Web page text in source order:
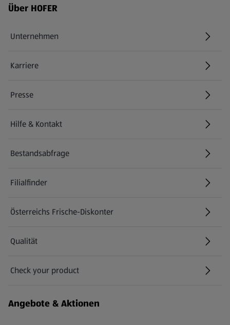
Fußzeilenmenü - weitere Links
Über HOFER
Unternehmen
Karriere
(öffnet in einem neuen Tab)
Presse
Hilfe & Kontakt
(öffnet in einem neuen Tab)
Bestandsabfrage
(öffnet in einem neuen Tab)
Filialfinder
Österreichs Frische-Diskonter
Qualität
Check your product
(öffnet in einem neuen Tab)
Angebote & Aktionen